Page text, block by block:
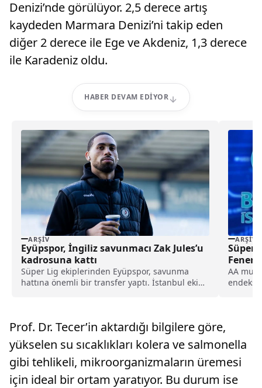
Denizi’nde görülüyor. 2,5 derece artış
kaydeden Marmara Denizi’ni takip eden
diğer 2 derece ile Ege ve Akdeniz, 1,3 derece
ile Karadeniz oldu.
HABER DEVAM EDIYOR
ARŞIV
Eyüpspor, İngiliz savunmacı Zak Jules’u
kadrosuna kattı
Süper Lig ekiplerinden Eyüpspor, savunma
hattına önemli bir transfer yaptı. İstanbul ekibi,
ARŞIV
Süper
AA
Prof. Dr. Tecer’in aktardığı bilgilere göre,
yükselen su sıcaklıkları kolera ve salmonella
gibi tehlikeli, mikroorganizmaların üremesi
için ideal bir ortam yaratıyor. Bu durum ise